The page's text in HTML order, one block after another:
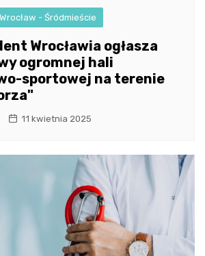
Wrocław - Śródmieście
Wrocławia ogłasza
ogromnej hali
sportowej na terenie
11 kwietnia 2025